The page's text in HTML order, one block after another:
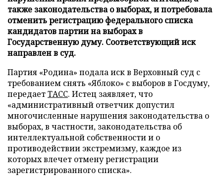
также законодательства о выборах, и потребовала
отменить регистрацию федерального списка
кандидатов партии на выборах в
Государственную думу. Соответствующий иск
направлен в суд.
Партия «Родина» подала иск в Верховный суд с
требованием снять «Яблоко» с выборов в Госдуму,
передаетТАСС. Истец заявляет, что
«административный ответчик допустил
многочисленные нарушения законодательства о
выборах, в частности, законодательства об
интеллектуальной собственности и о
противодействии экстремизму, каждое из
которых влечет отмену регистрации
зарегистрированного списка».